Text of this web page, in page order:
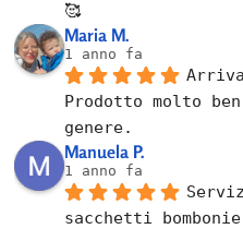
🥰
Maria M.
1 anno fa
Prodotto molto
genere.
Manuela P.
1 anno fa
sacchetti